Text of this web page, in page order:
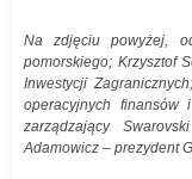
Na zdjęciu powyżej,
pomorskiego; Krzysztof
Inwestycji
operacyjnych finansów
zarządzający
Adamowicz – prezydent